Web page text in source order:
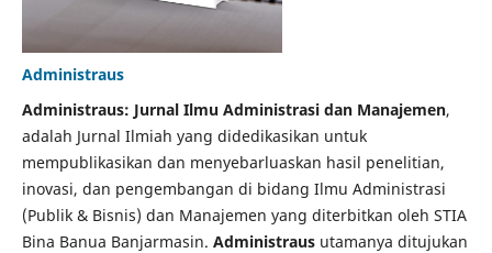
Administraus
Administraus: Jurnal Ilmu Administrasi dan Manajemen,
adalah Jurnal Ilmiah yang didedikasikan untuk
mempublikasikan dan menyebarluaskan hasil penelitian,
inovasi, dan pengembangan di bidang Ilmu Administrasi
(Publik & Bisnis) dan Manajemen yang diterbitkan oleh STIA
Bina Banua Banjarmasin. Administrausutamanya ditujukan